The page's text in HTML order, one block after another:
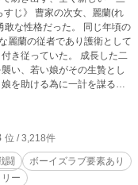
敢な性格だった。 同じ年頃の
麗蘭の従者であり護衛として
き従っていた。 成長した二
い、若い娘がその生贄とし
を助ける為に一計を謀る
になったのか？！ その謎
たに編集して掲載していま
位 / 3,218件
闘
ボーイズラブ要素あり
ー